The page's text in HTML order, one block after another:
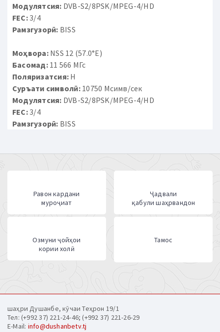
Модулятсия: DVB-S2/8PSK/MPEG-4/HD
FEC:3/4
Рамзгузорӣ: BISS
Моҳвора:NSS 12 (57.0°E)
Басомад:11 566 МГс
Поляризатсия: H
Суръати символӣ:10750 Мсимв/сек
Модулятсия: DVB-S2/8PSK/MPEG-4/HD
FEC:3/4
Рамзгузорӣ: BISS
Равон кардани
муроҷиат
Ҷадвали
қабули шаҳрвандон
Озмуни ҷойҳои
кории холӣ
Тамос
шаҳри Душанбе, кӯчаи Теҳрон 19/1
Тел: (+992 37) 221-24-46; (+992 37) 221-26-29
E-Mail: info@dushanbetv.tj